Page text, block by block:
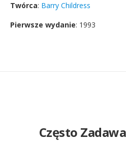
Twórca: Barry Childress
Pierwsze wydanie: 1993
Często